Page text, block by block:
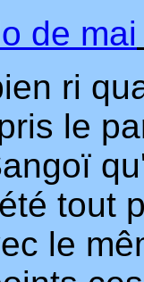
de mai
ri
le
tout
le